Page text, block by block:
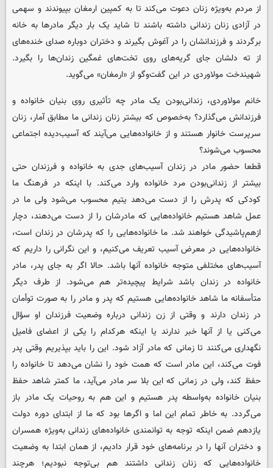
از مردم به‌ویژه زنان دعوت می‌کند تا به کمپین ارمغان بپیوندند و سهمی
در آزادی زنان زندانی داشته باشند تا شاید یک بار دیگر مادرها به خانه
برگردند و فرزندانشان را در آغوش بگیرند و دختران دوباره صدای خنده‌های
از ته دلشان جای گریه‌های روی تخت‌های غمگین زندان‌ها را بگیرد.
شهیندخت مولاوردی در این گفت‌وگو از «ارمغان» می‌گوید.
‌خانم مولاوردی، زندانی‌بودن یک مادر چه تأثیری روی بنیان خانواده و
فرزندانش می‌گذارد؟ به‌خصوص که بیشتر زنان زندانی ما مطابق آمار، زنان
سرپرست خانوار هستند و از خانواده‌هایی می‌آیند که آسیب‌دیده اجتماعی
محسوب می‌شوند؟
قطعا حضور مادر در زندان آسیب‌های جدی به خانواده و فرزندان حتی
بیشتر از زندانی‌بودن مرد خانواده وارد می‌کند. با اینکه در فرهنگ ما
کودکی که پدرش را از دست می‌دهد یتیم محسوب می‌شود ولی ما در
عمل شاهد هستیم خانواده‌هایی که مادرشان را از دست می‌دهند، دچار
ازهم‌پاشیدگی خواهند شد. ما خانواده‌هایی را که پدرشان در زندان است،
خانواده‌هایی در معرض آسیب تعریف می‌کنیم، و این نگرانی را داریم که
آسیب‌های مختلفی متوجه خانواده آنها باشد. حالا اگر به جای پدر، مادر
خانواده در زندان باشد شرایط پیچیده‌تر هم می‌شود. از طرف دیگر
متأسفانه ما شاهد خانواده‌هایی هستیم که پدر و مادر را به صورت توأمان
در زندان دارند و وقتی از زن زندانی درباره وضعیت فرزندان او سؤال
می‌کنی یا از آنها خبر ندارند یا اینکه هرکدام را یکی از اعضای فامیل
نگهداری می‌کنند تا زمانی که مادر آزاد شود. این را باید بپذیریم وقتی پدر
فوت می‌کند، این مادر است که همت خود را نشان می‌دهد تا خانواده را
حفظ کند، ولی در زمانی که این بلا سر مادر می‌آید، ما کمتر شاهد حفظ
بنیان خانواده به‌واسطه پدر هستیم و این هم به روحیات یک مادر باز
می‌گردد. به خاطر تمام این اما و اگرها بود که ما از ابتدای دوره دولت
یازدهم ضمن اینکه توجه به توانمندی خانواده‌های زندانی به‌ویژه همسران
و دختران آنها را در برنامه‌های خود قرار دادیم، از همان ابتدا به وضعیت
خانواده‌هایی که زنان زندانی داشتند هم بی‌توجه نبودیم؛ هرچند